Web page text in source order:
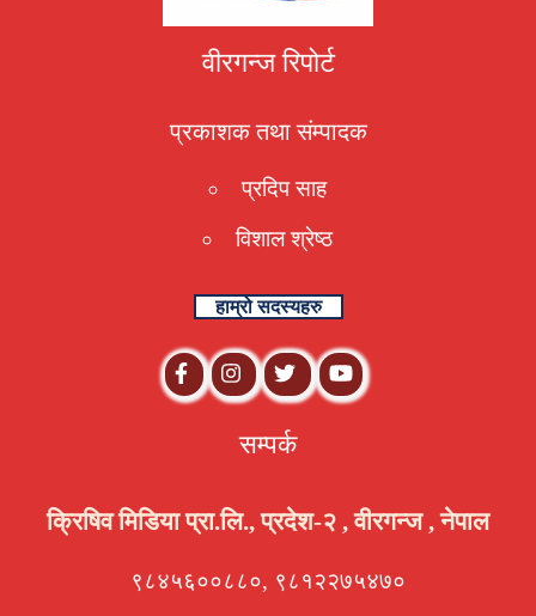
वीरगन्ज रिपोर्ट
प्रकाशक तथा संम्पादक
प्रदिप साह
विशाल श्रेष्ठ
हाम्रो सदस्यहरु
सम्पर्क
क्रिषिव मिडिया प्रा.लि., प्रदेश-२ , वीरगन्ज , नेपाल
९८४५६००८८०, ९८१२२७५४७०